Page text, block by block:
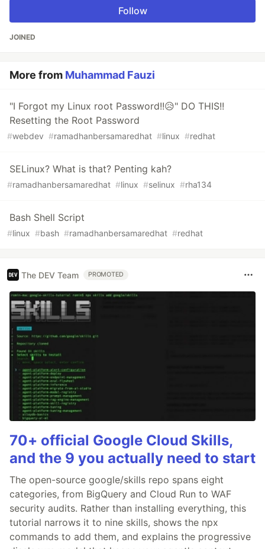
Follow
JOINED
More from Muhammad Fauzi
"I Forgot my Linux root Password!!😥" DO THIS!!
Resetting the Root Password
#webdev #ramadhanbersamaredhat #linux #redhat
SELinux? What is that? Penting kah?
#ramadhanbersamaredhat #linux #selinux #rha134
Bash Shell Script
#linux #bash #ramadhanbersamaredhat #redhat
The DEV Team PROMOTED
70+ official Google Cloud Skills,
and the 9 you actually need to start
The open-source google/skills repo spans eight
categories, from BigQuery and Cloud Run to WAF
security audits. Rather than installing everything, this
tutorial narrows it to nine skills, shows the npx
commands to add them, and explains the progressive